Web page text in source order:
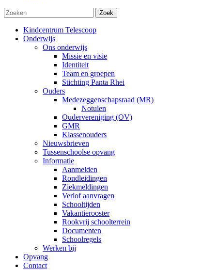
Zoek
Kindcentrum Telescoop
Onderwijs
Ons onderwijs
Missie en visie
Identiteit
Team en groepen
Stichting Panta Rhei
Ouders
Medezeggenschapsraad (MR)
Notulen
Oudervereniging (OV)
GMR
Klassenouders
Nieuwsbrieven
Tussenschoolse opvang
Informatie
Aanmelden
Rondleidingen
Ziekmeldingen
Verlof aanvragen
Schooltijden
Vakantierooster
Rookvrij schoolterrein
Documenten
Schoolregels
Werken bij
Opvang
Contact